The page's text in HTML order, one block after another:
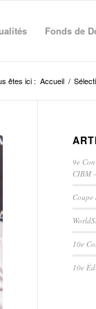
Fonds de
êtes ici : Accueil /
9e
CIBM
10e
10e